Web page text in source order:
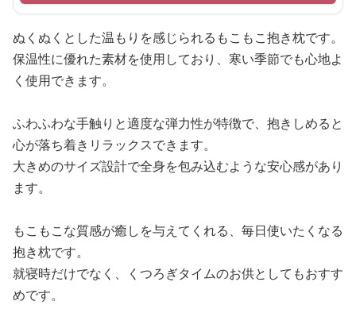
ぬくぬくとした温もりを感じられるもこもこ抱き枕です。
保温性に優れた素材を使用しており、寒い季節でも心地よ
く使用できます。
ふわふわな手触りと適度な弾力性が特徴で、抱きしめると
心が落ち着きリラックスできます。
大きめのサイズ設計で全身を包み込むような安心感があり
ます。
もこもこな質感が癒しを与えてくれる、毎日使いたくなる
抱き枕です。
就寝時だけでなく、くつろぎタイムのお供としてもおすす
めです。